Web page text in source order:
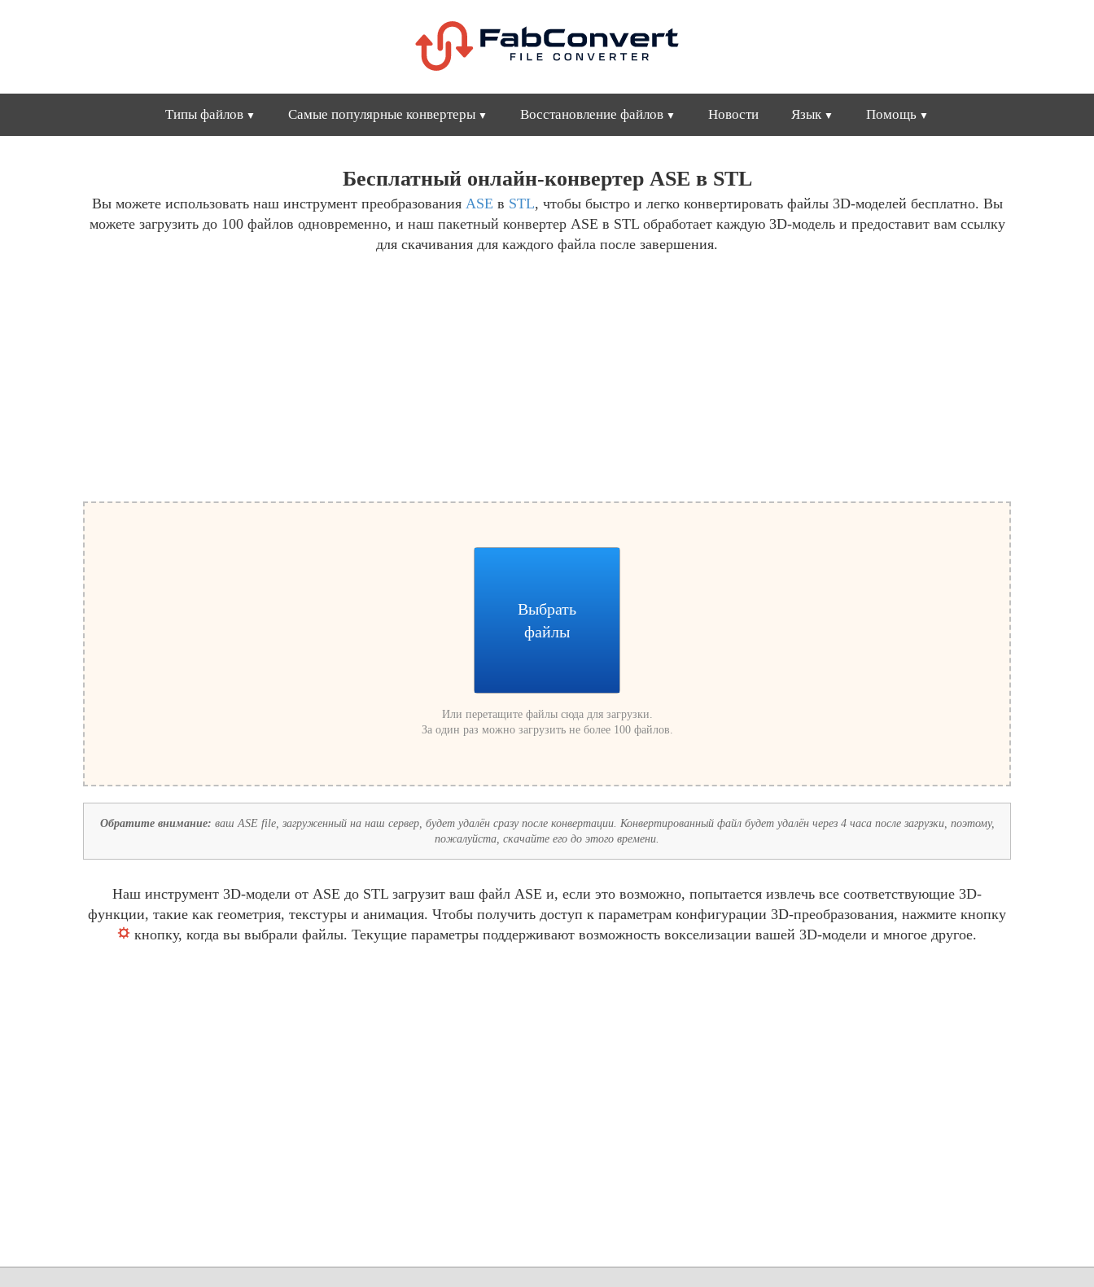
Типы файлов Самые популярные конвертеры Восстановление файлов Новости Язык Помощь
Бесплатный онлайн-конвертер ASE в STL
Вы можете использовать наш инструмент преобразования ASE в STL, чтобы быстро и легко конвертировать файлы 3D-моделей бесплатно. Вы
можете загрузить до 100 файлов одновременно, и наш пакетный конвертер ASE в STL обработает каждую 3D-модель и предоставит вам ссылку
для скачивания для каждого файла после завершения.
Выбрать
файлы
Или перетащите файлы сюда для загрузки.
За один раз можно загрузить не более 100 файлов.
Обратите внимание: ваш ASE file, загруженный на наш сервер, будет удалён сразу после конвертации. Конвертированный файл будет удалён через 4 часа после загрузки, поэтому,
пожалуйста, скачайте его до этого времени.
Наш инструмент 3D-модели от ASE до STL загрузит ваш файл ASE и, если это возможно, попытается извлечь все соответствующие 3D-
функции, такие как геометрия, текстуры и анимация. Чтобы получить доступ к параметрам конфигурации 3D-преобразования, нажмите кнопку
кнопку, когда вы выбрали файлы. Текущие параметры поддерживают возможность вокселизации вашей 3D-модели и многое другое.